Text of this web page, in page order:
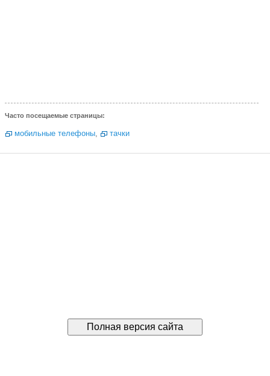
Часто посещаемые страницы:
мобильные телефоны, тачки